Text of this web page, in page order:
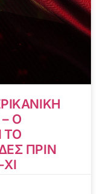
Ο
ΤΟ
ΠΡΙΝ